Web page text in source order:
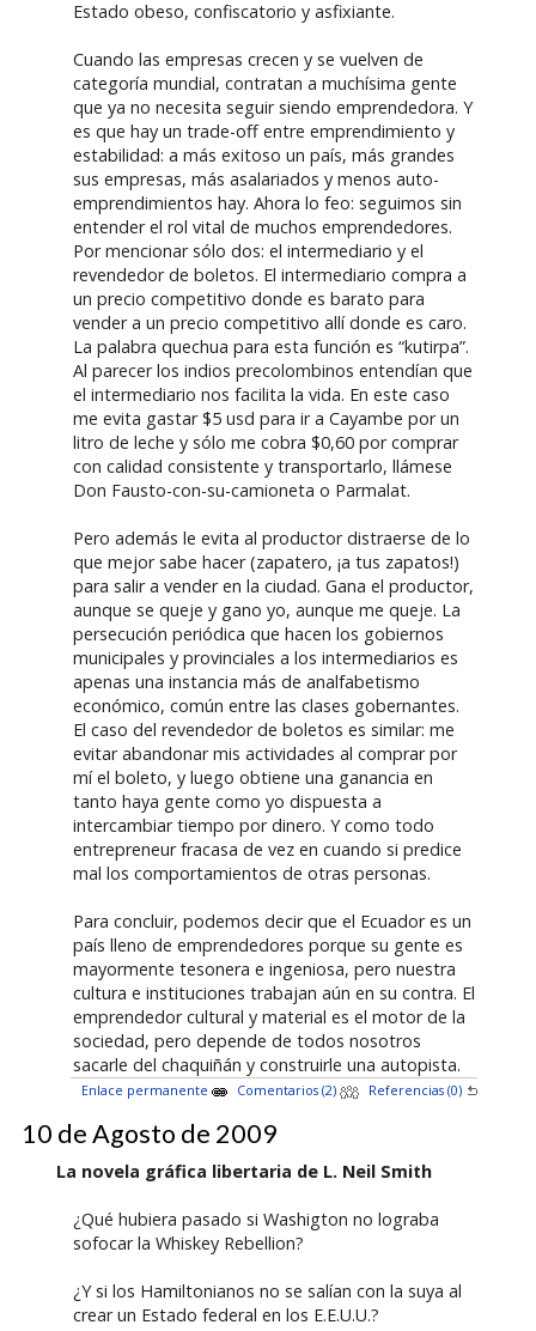
Estado obeso, confiscatorio y asfixiante.
Cuando las empresas crecen y se vuelven de
categoría mundial, contratan a muchísima gente
que ya no necesita seguir siendo emprendedora. Y
es que hay un trade-off entre emprendimiento y
estabilidad: a más exitoso un país, más grandes
sus empresas, más asalariados y menos auto-
emprendimientos hay. Ahora lo feo: seguimos sin
entender el rol vital de muchos emprendedores.
Por mencionar sólo dos: el intermediario y el
revendedor de boletos. El intermediario compra a
un precio competitivo donde es barato para
vender a un precio competitivo allí donde es caro.
La palabra quechua para esta función es “kutirpa”.
Al parecer los indios precolombinos entendían que
el intermediario nos facilita la vida. En este caso
me evita gastar $5 usd para ir a Cayambe por un
litro de leche y sólo me cobra $0,60 por comprar
con calidad consistente y transportarlo, llámese
Don Fausto-con-su-camioneta o Parmalat.
Pero además le evita al productor distraerse de lo
que mejor sabe hacer (zapatero, ¡a tus zapatos!)
para salir a vender en la ciudad. Gana el productor,
aunque se queje y gano yo, aunque me queje. La
persecución periódica que hacen los gobiernos
municipales y provinciales a los intermediarios es
apenas una instancia más de analfabetismo
económico, común entre las clases gobernantes.
El caso del revendedor de boletos es similar: me
evitar abandonar mis actividades al comprar por
mí el boleto, y luego obtiene una ganancia en
tanto haya gente como yo dispuesta a
intercambiar tiempo por dinero. Y como todo
entrepreneur fracasa de vez en cuando si predice
mal los comportamientos de otras personas.
Para concluir, podemos decir que el Ecuador es un
país lleno de emprendedores porque su gente es
mayormente tesonera e ingeniosa, pero nuestra
cultura e instituciones trabajan aún en su contra. El
emprendedor cultural y material es el motor de la
sociedad, pero depende de todos nosotros
sacarle del chaquiñán y construirle una autopista.
Enlace permanente Comentarios (2) Referencias (0)
10 de Agosto de 2009
La novela gráfica libertaria de L. Neil Smith
¿Qué hubiera pasado si Washigton no lograba
sofocar la Whiskey Rebellion?
¿Y si los Hamiltonianos no se salían con la suya al
crear un Estado federal en los E.E.U.U.?